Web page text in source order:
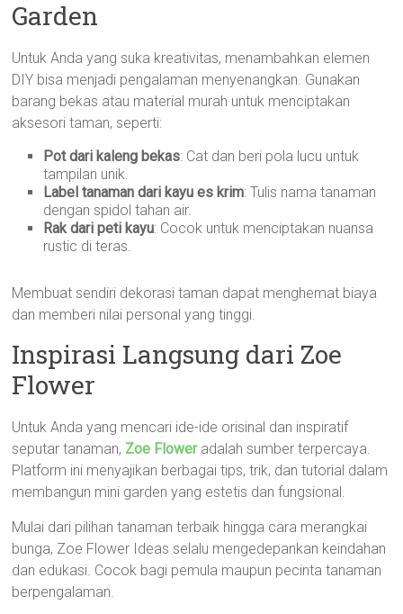
Garden
Untuk Anda yang suka kreativitas, menambahkan elemen
DIY bisa menjadi pengalaman menyenangkan. Gunakan
barang bekas atau material murah untuk menciptakan
aksesori taman, seperti:
Pot dari kaleng bekas: Cat dan beri pola lucu untuk
tampilan unik.
Label tanaman dari kayu es krim: Tulis nama tanaman
dengan spidol tahan air.
Rak dari peti kayu: Cocok untuk menciptakan nuansa
rustic di teras.
Membuat sendiri dekorasi taman dapat menghemat biaya
dan memberi nilai personal yang tinggi.
Inspirasi Langsung dari Zoe
Flower
Untuk Anda yang mencari ide-ide orisinal dan inspiratif
seputar tanaman, Zoe Floweradalah sumber terpercaya.
Platform ini menyajikan berbagai tips, trik, dan tutorial dalam
membangun mini garden yang estetis dan fungsional.
Mulai dari pilihan tanaman terbaik hingga cara merangkai
bunga, Zoe Flower Ideas selalu mengedepankan keindahan
dan edukasi. Cocok bagi pemula maupun pecinta tanaman
berpengalaman.